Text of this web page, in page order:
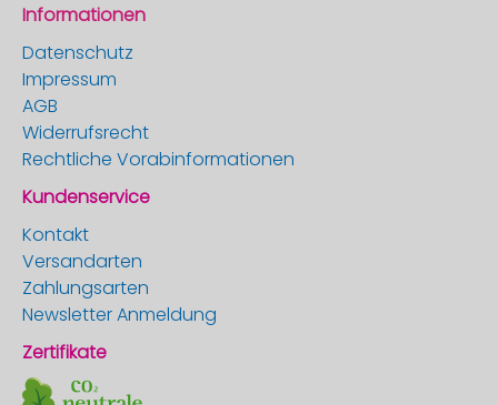
Informationen
Datenschutz
Impressum
AGB
Widerrufsrecht
Rechtliche Vorabinformationen
Kundenservice
Kontakt
Versandarten
Zahlungsarten
Newsletter Anmeldung
Zertifikate